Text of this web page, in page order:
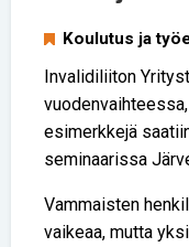
Koulutus ja
Invalidiliiton
esimerkkejä
seminaarissa
Vammaisten
vaikeaa, mutta